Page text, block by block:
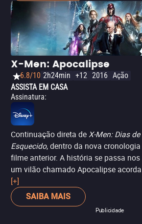
chamariam de Logan. Um dos
justamente o carisma de Hugh
suficiente para compensar as falhas
péssimas escolhas do estúdio –
Deadpool em um vilão genérico, por
X-Men: Apocalipse
6.8/10 2h24min +12 2016 Ação
ASSISTA EM CASA
Assinatura:
Continuação direta deX-Men: Dias
Esquecido, dentro da nova
filme anterior. A história se passa
um vilão chamado Apocalipse
e quer criar uma nova ordem mutante
de manter o ótimo elenco introduzido
Primeira Classee a direção continuar
[+]
SAIBA MAIS
Publicidade